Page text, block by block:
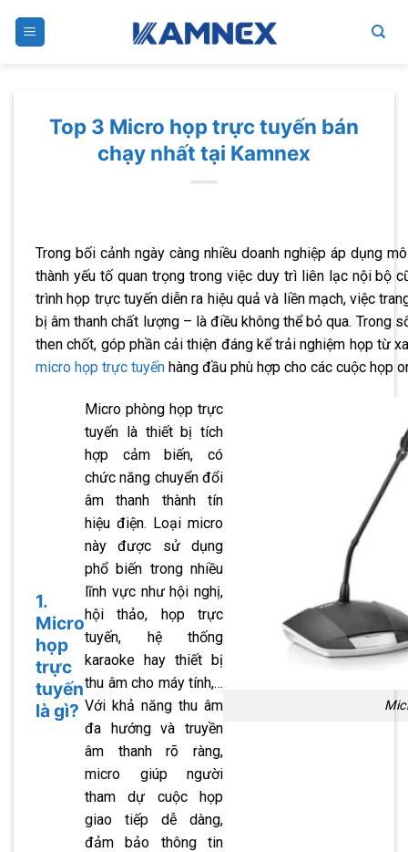
Top 3 Micro họp trực tuyến bán
chạy nhất tại Kamnex
Trong bối cảnh ngày càng nhiều doanh nghiệp áp dụng
thành yếu tố quan trọng trong việc duy trì liên lạc nội bộ
trình họp trực tuyến diễn ra hiệu quả và liền mạch, việc
bị âm thanh chất lượng – là điều không thể bỏ qua. Trong
then chốt, góp phần cải thiện đáng kể trải nghiệm họp từ
micro họp trực tuyến hàng đầu phù hợp cho các cuộc họp
1.
Micro
họp
trực
tuyến
là gì?
Micro phòng họp trực
tuyến là thiết bị tích
hợp cảm biến, có
chức năng chuyển đổi
âm thanh thành tín
hiệu điện. Loại micro
này được sử dụng
phổ biến trong nhiều
lĩnh vực như hội nghị,
hội thảo, họp trực
tuyến, hệ thống
karaoke hay thiết bị
thu âm cho máy tính,…
Với khả năng thu âm
đa hướng và truyền
âm thanh rõ ràng,
micro giúp người
tham dự cuộc họp
giao tiếp dễ dàng,
đảm bảo thông tin